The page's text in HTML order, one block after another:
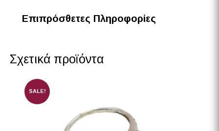
Επιπρόσθετες Πληροφορίες
Σχετικά προϊόντα
SALE!